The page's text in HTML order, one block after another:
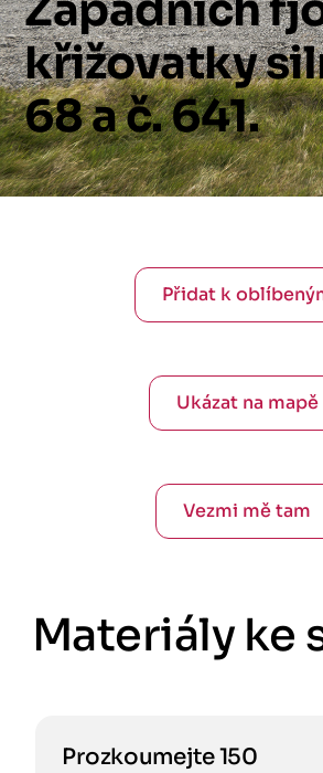
křižovatky
68ač.641.
Přidat k
Ukázat na mapě
Vezmi mě tam
Materiály ke
Prozkoumejte 150